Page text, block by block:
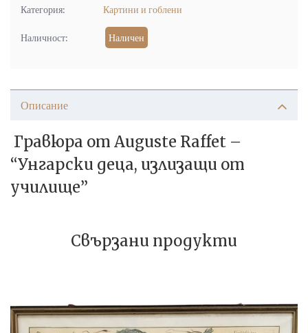
Категория: Картини и гоблени
Наличност: Наличен
Описание
Гравюра от Auguste Raffet –
“Унгарски деца, излизащи от
училище”
Свързани продукти